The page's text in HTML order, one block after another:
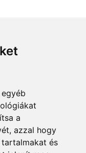
a
azzal hogy
és
vesszük
a bűntudat
csapdákkal
Megmutatjuk, hogyan
kerüld el a vásárlás
fel, hogy máshogy